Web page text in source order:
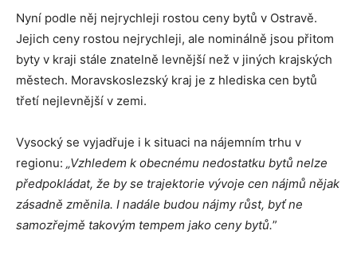
Nyní podle něj nejrychleji rostou ceny bytů v Ostravě.
Jejich ceny rostou nejrychleji, ale nominálně jsou přitom
byty v kraji stále znatelně levnější než v jiných krajských
městech. Moravskoslezský kraj je z hlediska cen bytů
třetí nejlevnější v zemi.
Vysocký se vyjadřuje i k situaci na nájemním trhu v
regionu: „Vzhledem k obecnému nedostatku bytů nelze
předpokládat, že by se trajektorie vývoje cen nájmů nějak
zásadně změnila. I nadále budou nájmy růst, byť ne
samozřejmě takovým tempem jako ceny bytů.”